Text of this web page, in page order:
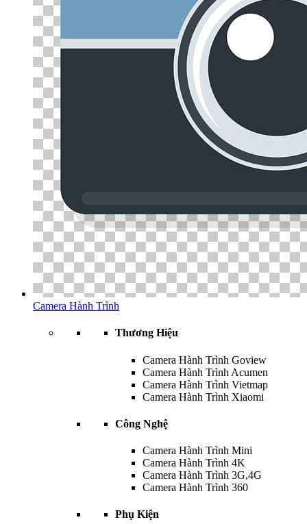
Camera Hành Trình
Thương Hiệu
Camera Hành Trình Goview
Camera Hành Trình Acumen
Camera Hành Trình Vietmap
Camera Hành Trình Xiaomi
Công Nghệ
Camera Hành Trình Mini
Camera Hành Trình 4K
Camera Hành Trình 3G,4G
Camera Hành Trình 360
Phụ Kiện